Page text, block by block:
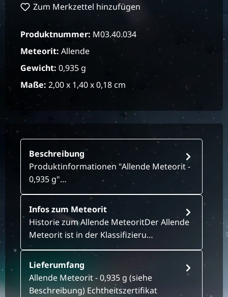
Zum Merkzettel hinzufügen
Produktnummer: M03.40.034
Meteorit: Allende
Gewicht:0,935 g
Maße: 2,00 x 1,40 x 0,18 cm
Beschreibung
Produktinformationen "Allende Meteorit -
0,935 g"…
Infos zum Meteorit
Historie zum Allende MeteoritDer Allende
Meteorit ist in der Klassifizieru…
Lieferumfang
Allende Meteorit - 0,935 g (siehe
Beschreibung) Echtheitszertifikat